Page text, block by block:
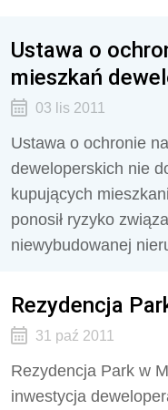
Ustawa o
mieszkań
03 lis 2011
Ustawa o ochronie
deweloperskich nie
kupujących
ponosił ryzyko
niewybudowanej
Rezydencja
31 paź 2011
Rezydencja Park w
inwestycja